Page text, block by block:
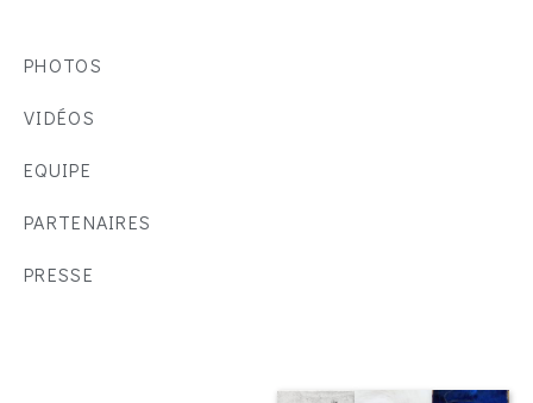
PHOTOS
VIDÉOS
EQUIPE
PARTENAIRES
PRESSE